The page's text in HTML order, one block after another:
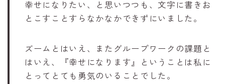
幸せになりたい、と思いつつも、文字に書きお
とこすことすらなかなかできずにいました。
ズームとはいえ、またグループワークの課題と
はいえ、『幸せになります』ということは私に
とってとても勇気のいることでした。